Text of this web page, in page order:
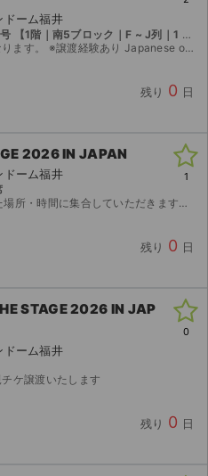
ーム福井
階｜南5ブロック｜F ~ J列｜1 ~ 13番】
中止以外の返金不可 座席に関するクレーム等も一切受け付けておりません。
残り 0 日
2026 IN JAPAN
ーム福井
場待機列に並んでいただきます。入場後、チケットを全て回収し、実際に会場を見て座席を選ばせて...
残り 0 日
1
STAGE 2026 IN JAP
ーム福井
ケ譲渡いたします
残り 0 日
0